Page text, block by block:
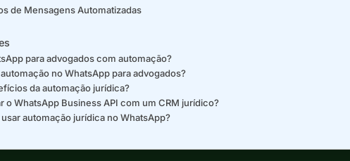
de Mensagens Automatizadas
para advogados com automação?
no WhatsApp para advogados?
da automação jurídica?
o WhatsApp Business API com um CRM jurídico?
automação jurídica no WhatsApp?